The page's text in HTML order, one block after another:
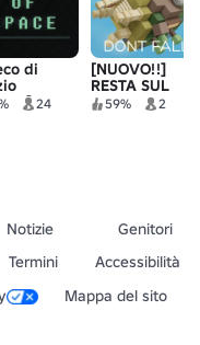
di
24
[NUOVO!!]
RESTA SUL
CUBO!
59% 2
Notizie
Genitori
Termini
Accessibilità
Mappa del sito